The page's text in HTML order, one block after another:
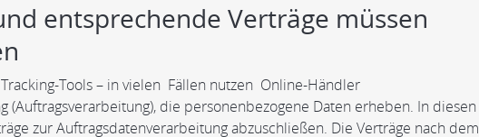
entsprechende Verträge müssen
Tools – in vielen Fällen nutzen Online-Händler
(Auftragsverarbeitung), die personenbezogene Daten erheben. In diesen
zur Auftragsdatenverarbeitung abzuschließen. Die Verträge nach dem